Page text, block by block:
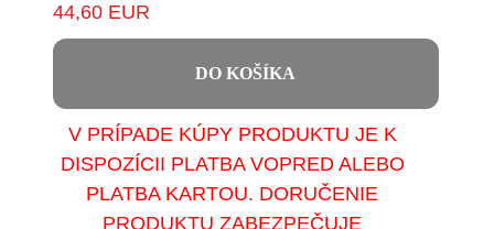
44,60 EUR
DO KOŠÍKA
V PRÍPADE KÚPY PRODUKTU JE K
DISPOZÍCII PLATBA VOPRED ALEBO
PLATBA KARTOU. DORUČENIE
PRODUKTU ZABEZPEČUJE